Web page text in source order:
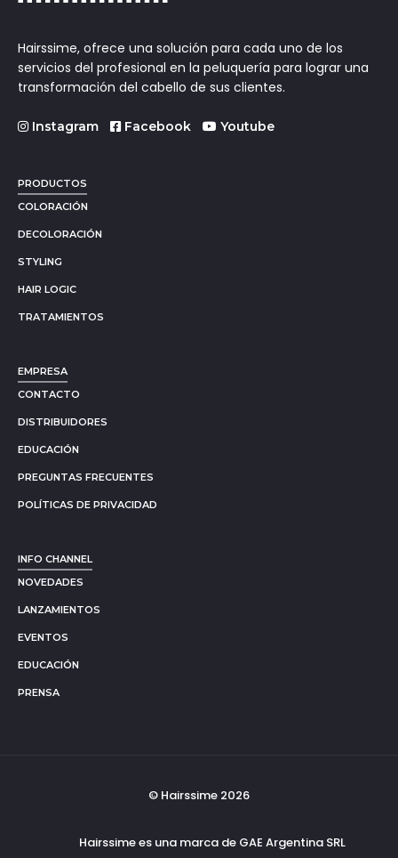
Hairssime, ofrece una solución para cada uno de los
servicios del profesional en la peluquería para lograr una
transformación del cabello de sus clientes.
Instagram Facebook Youtube
PRODUCTOS
COLORACIÓN
DECOLORACIÓN
STYLING
HAIR LOGIC
TRATAMIENTOS
EMPRESA
CONTACTO
DISTRIBUIDORES
EDUCACIÓN
PREGUNTAS FRECUENTES
POLÍTICAS DE PRIVACIDAD
INFO CHANNEL
NOVEDADES
LANZAMIENTOS
EVENTOS
EDUCACIÓN
PRENSA
© Hairssime 2026
Hairssime es una marca de GAE Argentina SRL